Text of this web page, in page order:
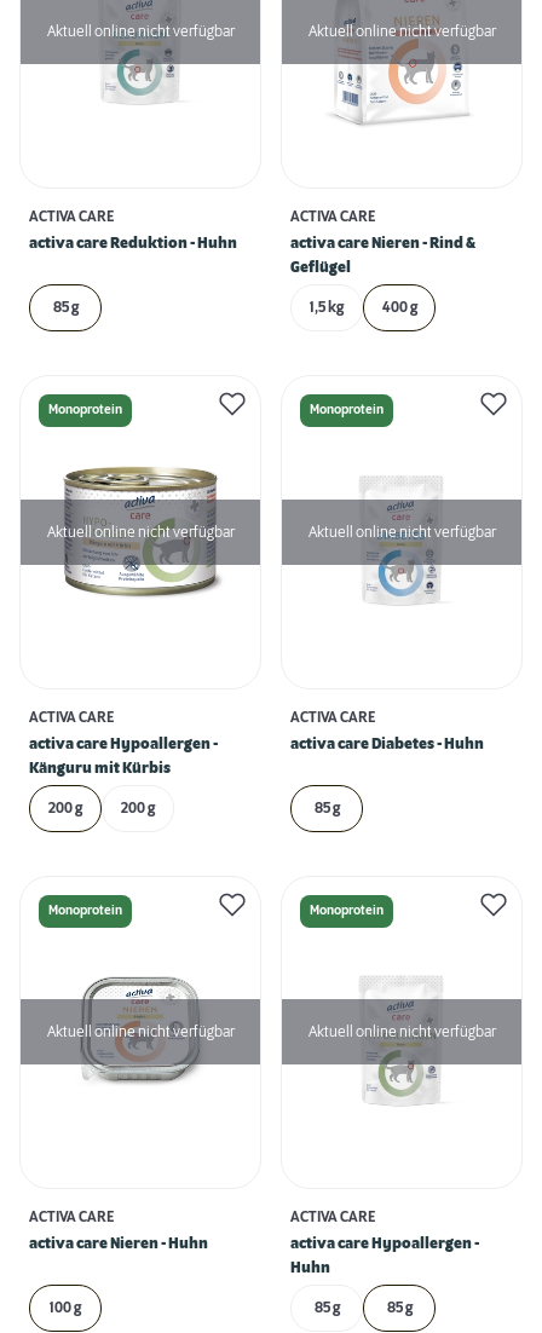
Aktuell online nicht verfügbar
ACTIVA CARE
activa care Reduktion - Huhn
85 g
Aktuell online nicht verfügbar
ACTIVA CARE
activa care Nieren - Rind &
Geflügel
1,5 kg 400 g
Monoprotein
Aktuell online nicht verfügbar
ACTIVA CARE
activa care Hypoallergen -
Känguru mit Kürbis
200 g 200 g
Monoprotein
Aktuell online nicht verfügbar
ACTIVA CARE
activa care Diabetes - Huhn
85 g
Monoprotein
Aktuell online nicht verfügbar
ACTIVA CARE
activa care Nieren - Huhn
100 g
Monoprotein
Aktuell online nicht verfügbar
ACTIVA CARE
activa care Hypoallergen -
Huhn
85 g 85 g